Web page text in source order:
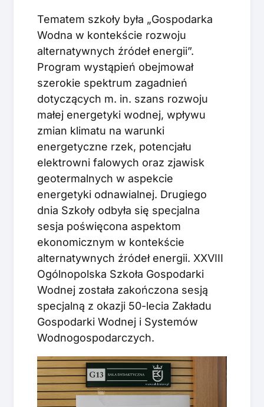
Tematem szkoły była „Gospodarka
Wodna w kontekście rozwoju
alternatywnych źródeł energii”.
Program wystąpień obejmował
szerokie spektrum zagadnień
dotyczących m. in. szans rozwoju
małej energetyki wodnej, wpływu
zmian klimatu na warunki
energetyczne rzek, potencjału
elektrowni falowych oraz zjawisk
geotermalnych w aspekcie
energetyki odnawialnej. Drugiego
dnia Szkoły odbyła się specjalna
sesja poświęcona aspektom
ekonomicznym w kontekście
alternatywnych źródeł energii. XXVIII
Ogólnopolska Szkoła Gospodarki
Wodnej została zakończona sesją
specjalną z okazji 50-lecia Zakładu
Gospodarki Wodnej i Systemów
Wodnogospodarczych.